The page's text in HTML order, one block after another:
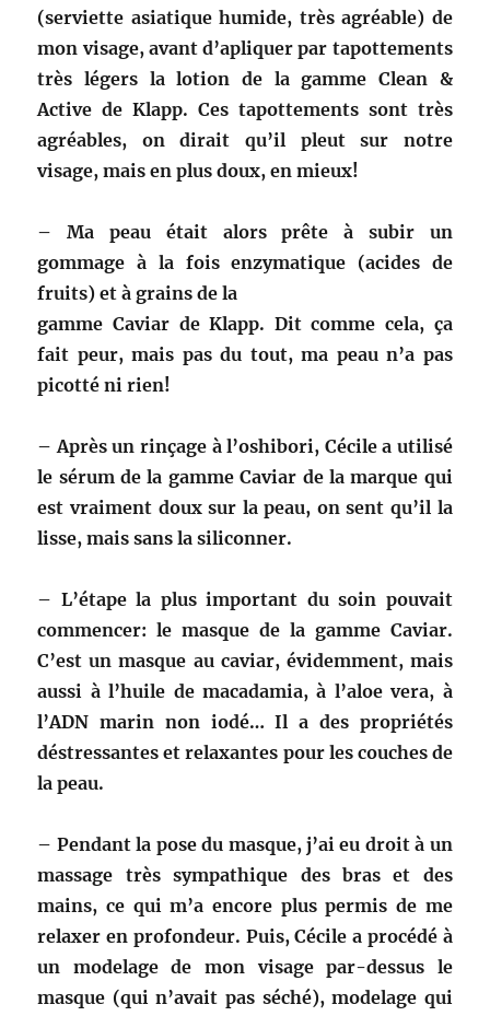
(serviette asiatique humide, très agréable) de
mon visage, avant d’apliquer par tapottements
très légers la lotion de la gamme Clean &
Active de Klapp. Ces tapottements sont très
agréables, on dirait qu’il pleut sur notre
visage, mais en plus doux, en mieux!
– Ma peau était alors prête à subir un
gommage à la fois enzymatique (acides de
fruits) et à grains de la
gamme Caviar de Klapp. Dit comme cela, ça
fait peur, mais pas du tout, ma peau n’a pas
picotté ni rien!
– Après un rinçage à l’oshibori, Cécile a utilisé
le sérum de la gamme Caviar de la marque qui
est vraiment doux sur la peau, on sent qu’il la
lisse, mais sans la siliconner.
– L’étape la plus important du soin pouvait
commencer: le masque de la gamme Caviar.
C’est un masque au caviar, évidemment, mais
aussi à l’huile de macadamia, à l’aloe vera, à
l’ADN marin non iodé… Il a des propriétés
déstressantes et relaxantes pour les couches de
la peau.
– Pendant la pose du masque, j’ai eu droit à un
massage très sympathique des bras et des
mains, ce qui m’a encore plus permis de me
relaxer en profondeur. Puis, Cécile a procédé à
un modelage de mon visage par-dessus le
masque (qui n’avait pas séché), modelage qui